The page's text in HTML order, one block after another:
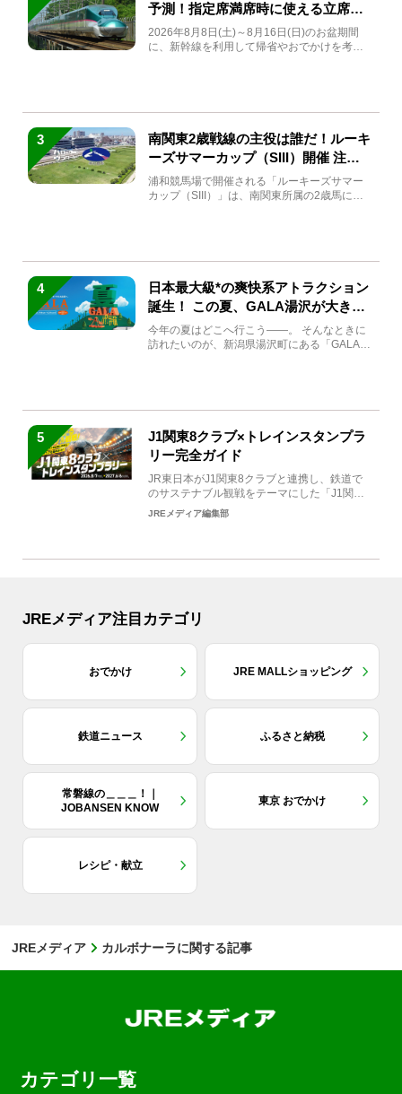
予測！指定席満席時に使える立席特
急券も解説
2026年8月8日(土)～8月16日(日)のお盆期間
に、新幹線を利用して帰省やおでかけを考え
3
南関東2歳戦線の主役は誰だ！ルーキ
ーズサマーカップ（SIII）開催 注目
馬と見どころをチェック
浦和競馬場で開催される「ルーキーズサマー
カップ（SIII）」は、南関東所属の2歳馬によ
4
日本最大級*の爽快系アトラクション
誕生！ この夏、GALA湯沢が大きく
生まれ変わる
今年の夏はどこへ行こう――。 そんなときに
訪れたいのが、新潟県湯沢町にある「GALA湯
5
J1関東8クラブ×トレインスタンプラ
リー完全ガイド
JR東日本がJ1関東8クラブと連携し、鉄道で
のサステナブル観戦をテーマにした「J1関東8
クラブ×トレイン...
JREメディア編集部
JREメディア注目カテゴリ
おでかけ JRE MALLショッピング
鉄道ニュース ふるさと納税
常磐線の＿＿＿！｜
JOBANSEN KNOW
東京 おでかけ
レシピ・献立
JREメディア カルボナーラに関する記事
カテゴリ一覧